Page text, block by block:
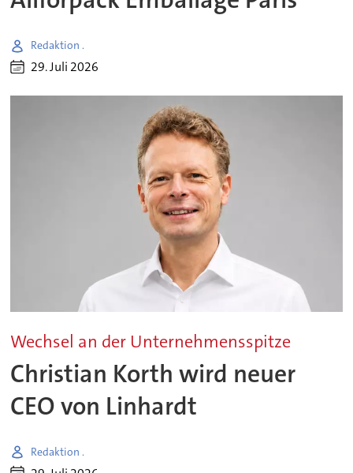
Redaktion .
29. Juli 2026
Wechsel an der Unternehmensspitze
Christian Korth wird neuer
CEO von Linhardt
Redaktion .